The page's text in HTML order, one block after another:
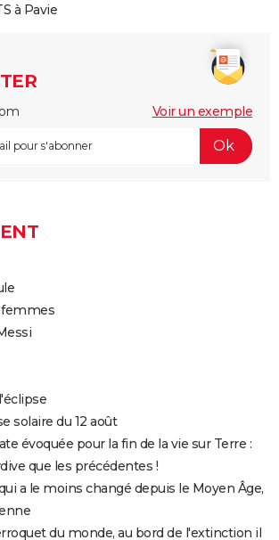
à Pavie
Voir un exemple
femmes
solaire du 12 août
évoquée pour la fin de la vie sur Terre :
que les précédentes !
a le moins changé depuis le Moyen Âge,
du monde, au bord de l'extinction il